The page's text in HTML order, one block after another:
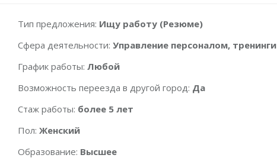
Тип предложения: Ищу работу (Резюме)
Сфера деятельности:Управление персоналом, тренинги
График работы:Любой
Возможность переезда в другой город: Да
Стаж работы: более 5 лет
Пол:Женский
Образование: Высшее